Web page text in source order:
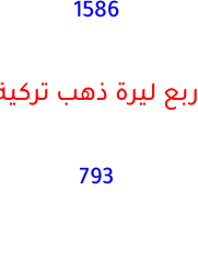
1586
ربع ليرة ذهب
793